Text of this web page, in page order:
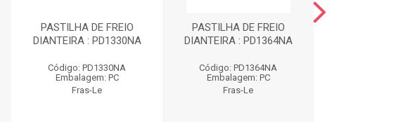
PASTILHA DE FREIO
DIANTEIRA : PD1330NA
Código: PD1330NA
Embalagem: PC
Fras-Le
PASTILHA DE FREIO
DIANTEIRA : PD1364NA
Código: PD1364NA
Embalagem: PC
Fras-Le